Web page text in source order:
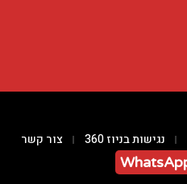
נגישות בניוז 360 צור קשר